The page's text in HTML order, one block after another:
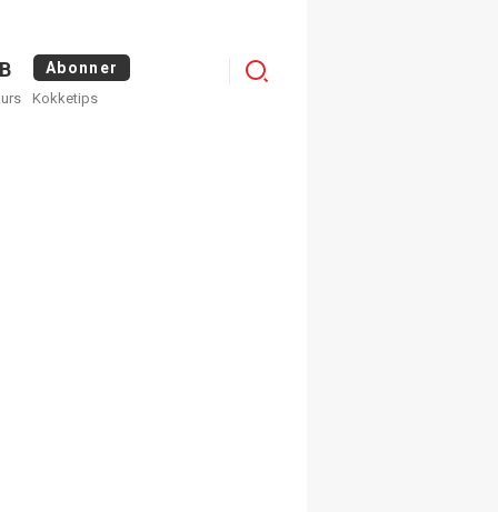
Abonner
Kokketips
Menu